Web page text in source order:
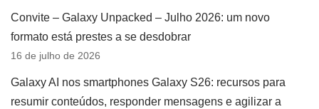
Convite – Galaxy Unpacked – Julho 2026: um novo
formato está prestes a se desdobrar
16 de julho de 2026
Galaxy AI nos smartphones Galaxy S26: recursos para
resumir conteúdos, responder mensagens e agilizar a